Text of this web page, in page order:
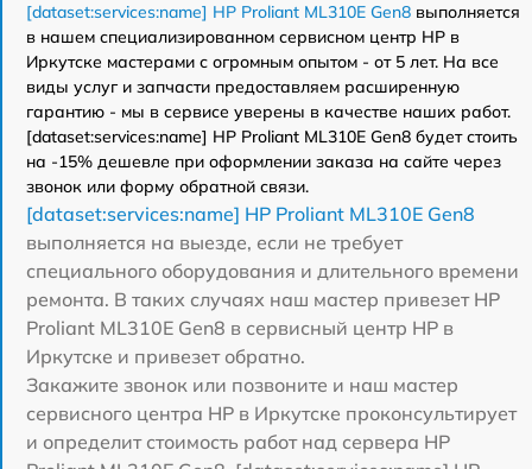
[dataset:services:name] HP Proliant ML310E Gen8 выполняется
в нашем специализированном сервисном центр HP в
Иркутске мастерами с огромным опытом - от 5 лет. На все
виды услуг и запчасти предоставляем расширенную
гарантию - мы в сервисе уверены в качестве наших работ.
[dataset:services:name] HP Proliant ML310E Gen8 будет стоить
на -15% дешевле при оформлении заказа на сайте через
звонок или форму обратной связи.
[dataset:services:name] HP Proliant ML310E Gen8
выполняется на выезде, если не требует
специального оборудования и длительного времени
ремонта. В таких случаях наш мастер привезет HP
Proliant ML310E Gen8 в сервисный центр HP в
Иркутске и привезет обратно.
Закажите звонок или позвоните и наш мастер
сервисного центра HP в Иркутске проконсультирует
и определит стоимость работ над сервера HP